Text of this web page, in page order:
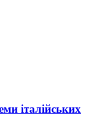
італійських